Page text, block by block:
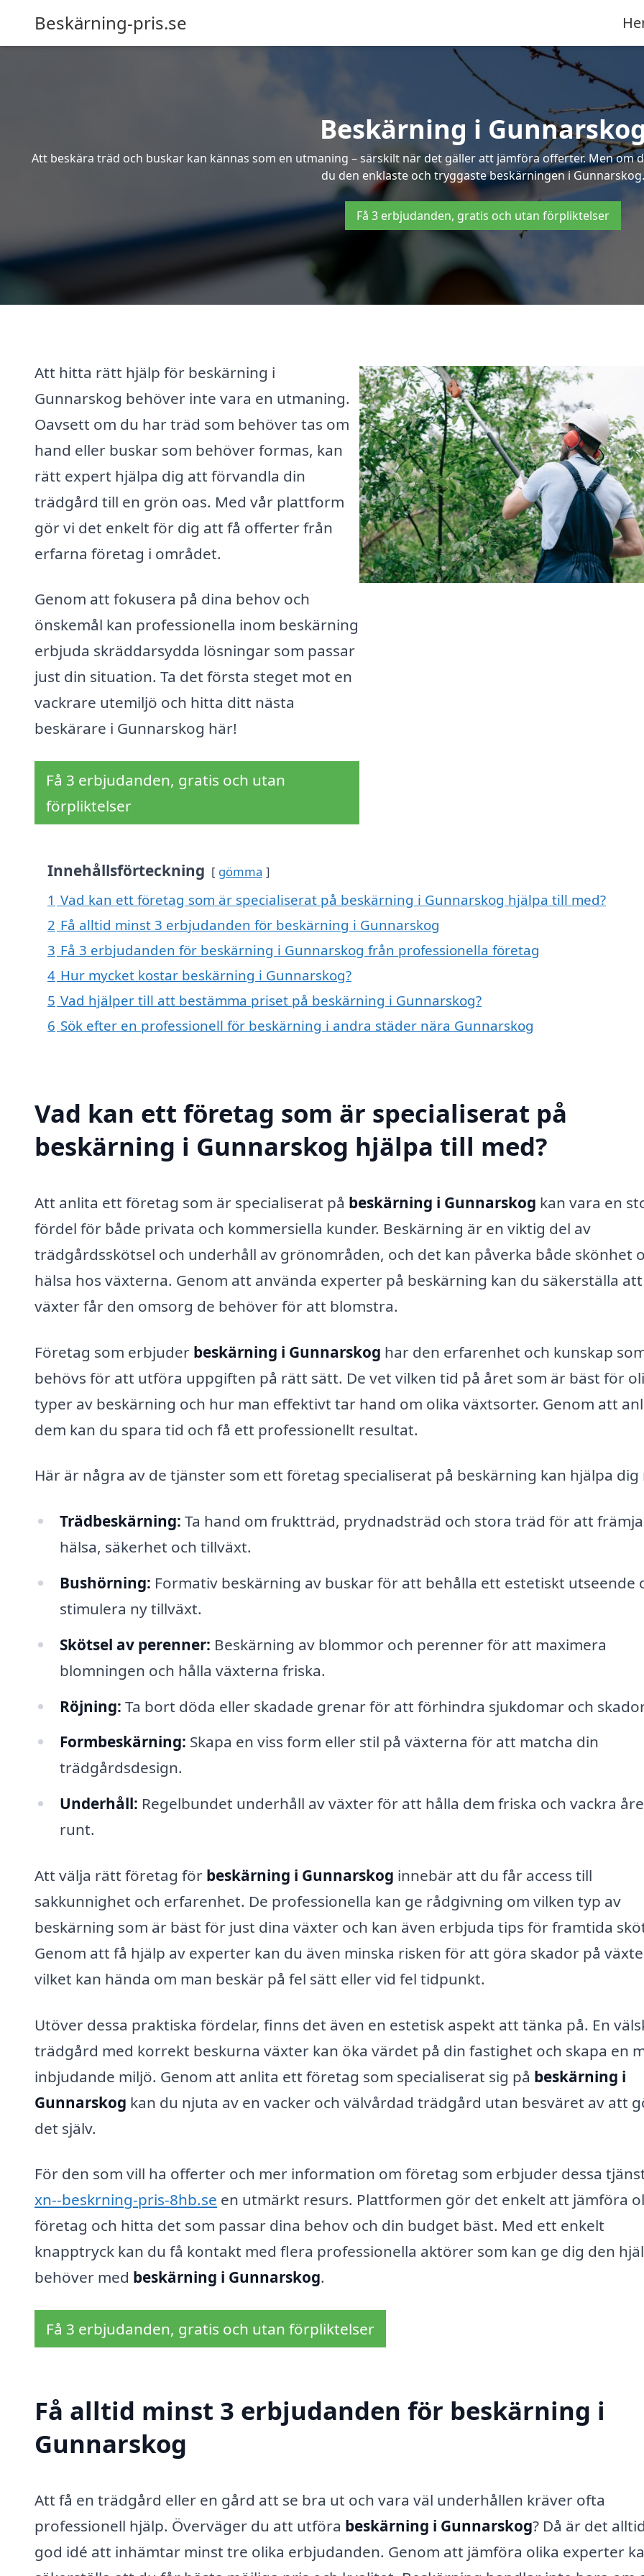
Beskärning-pris.se
Beskärning i Gunnarskog
Att beskära träd och buskar kan kännas som en utmaning – särskilt när det gäller att jämföra offerter. Men
du den enklaste och tryggaste beskärningen i Gunnarskog.
Få 3 erbjudanden, gratis och utan förpliktelser
Att hitta rätt hjälp för beskärning i
Gunnarskog behöver inte vara en utmaning.
Oavsett om du har träd som behöver tas om
hand eller buskar som behöver formas, kan
rätt expert hjälpa dig att förvandla din
trädgård till en grön oas. Med vår plattform
gör vi det enkelt för dig att få offerter från
erfarna företag i området.
Genom att fokusera på dina behov och
önskemål kan professionella inom beskärning
erbjuda skräddarsydda lösningar som passar
just din situation. Ta det första steget mot en
vackrare utemiljö och hitta ditt nästa
beskärare i Gunnarskog här!
Få 3 erbjudanden, gratis och utan
förpliktelser
Innehållsförteckning gömma
1 Vad kan ett företag som är specialiserat på beskärning i Gunnarskog hjälpa till med?
2 Få alltid minst 3 erbjudanden för beskärning i Gunnarskog
3 Få 3 erbjudanden för beskärning i Gunnarskog från professionella företag
4 Hur mycket kostar beskärning i Gunnarskog?
5 Vad hjälper till att bestämma priset på beskärning i Gunnarskog?
6 Sök efter en professionell för beskärning i andra städer nära Gunnarskog
Vad kan ett företag som är specialiserat på
beskärning i Gunnarskog hjälpa till med?
Att anlita ett företag som är specialiserat på beskärning i Gunnarskog kan vara en
fördel för både privata och kommersiella kunder. Beskärning är en viktig del av
trädgårdsskötsel och underhåll av grönområden, och det kan påverka både skönhet
hälsa hos växterna. Genom att använda experter på beskärning kan du säkerställa
växter får den omsorg de behöver för att blomstra.
Företag som erbjuder beskärning i Gunnarskog har den erfarenhet och kunskap
behövs för att utföra uppgiften på rätt sätt. De vet vilken tid på året som är bäst för
typer av beskärning och hur man effektivt tar hand om olika växtsorter. Genom att
dem kan du spara tid och få ett professionellt resultat.
Här är några av de tjänster som ett företag specialiserat på beskärning kan hjälpa dig
Trädbeskärning: Ta hand om fruktträd, prydnadsträd och stora träd för att främja
hälsa, säkerhet och tillväxt.
Bushörning: Formativ beskärning av buskar för att behålla ett estetiskt utseende
stimulera ny tillväxt.
Skötsel av perenner: Beskärning av blommor och perenner för att maximera
blomningen och hålla växterna friska.
Röjning: Ta bort döda eller skadade grenar för att förhindra sjukdomar och
Formbeskärning: Skapa en viss form eller stil på växterna för att matcha din
trädgårdsdesign.
Underhåll: Regelbundet underhåll av växter för att hålla dem friska och vackra
runt.
Att välja rätt företag för beskärning i Gunnarskog innebär att du får access till
sakkunnighet och erfarenhet. De professionella kan ge rådgivning om vilken typ av
beskärning som är bäst för just dina växter och kan även erbjuda tips för framtida
Genom att få hjälp av experter kan du även minska risken för att göra skador på
vilket kan hända om man beskär på fel sätt eller vid fel tidpunkt.
Utöver dessa praktiska fördelar, finns det även en estetisk aspekt att tänka på. En
trädgård med korrekt beskurna växter kan öka värdet på din fastighet och skapa en
inbjudande miljö. Genom att anlita ett företag som specialiserat sig på beskärning i
Gunnarskog kan du njuta av en vacker och välvårdad trädgård utan besväret av att
det själv.
För den som vill ha offerter och mer information om företag som erbjuder dessa
xn--beskrning-pris-8hb.se en utmärkt resurs. Plattformen gör det enkelt att jämföra
företag och hitta det som passar dina behov och din budget bäst. Med ett enkelt
knapptryck kan du få kontakt med flera professionella aktörer som kan ge dig den
behöver med beskärning i Gunnarskog.
Få 3 erbjudanden, gratis och utan förpliktelser
Få alltid minst 3 erbjudanden för beskärning i
Gunnarskog
Att få en trädgård eller en gård att se bra ut och vara väl underhållen kräver ofta
professionell hjälp. Överväger du att utföra beskärning i Gunnarskog? Då är det
god idé att inhämtar minst tre olika erbjudanden. Genom att jämföra olika experter